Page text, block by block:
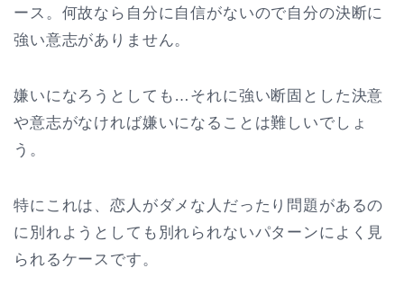
ース。何故なら自分に自信がないので自分の決断に
強い意志がありません。
嫌いになろうとしても…それに強い断固とした決意
や意志がなければ嫌いになることは難しいでしょ
う。
特にこれは、恋人がダメな人だったり問題があるの
に別れようとしても別れられないパターンによく見
られるケースです。